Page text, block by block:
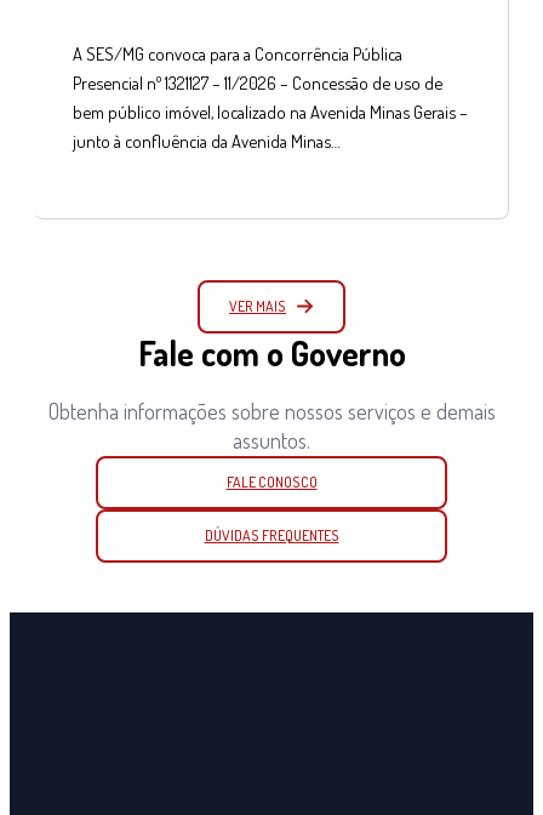
A SES/MG convoca para a Concorrência Pública
Presencial nº 1321127 – 11/2026 – Concessão de uso de
bem público imóvel, localizado na Avenida Minas Gerais –
junto à confluência da Avenida Minas…
VER MAIS
Fale com o Governo
Obtenha informações sobre nossos serviços e demais
assuntos.
FALE CONOSCO
DÚVIDAS FREQUENTES